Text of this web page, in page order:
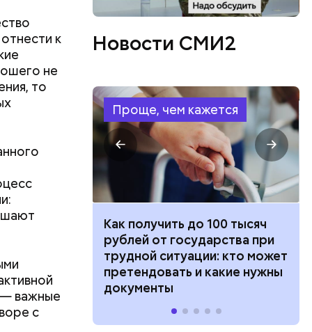
к
не
то
— важные
с
Новости СМИ2
Проще, чем кажется
дома и
Как получить до 100 тысяч
рублей от государства при
трудной ситуации: кто может
претендовать и какие нужны
документы